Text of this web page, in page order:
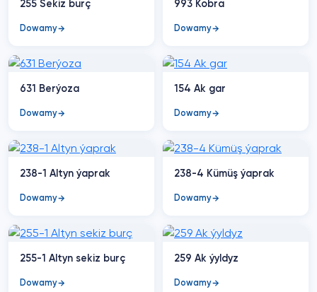
255 Sekiz burç
Dowamy
993 Kobra
Dowamy
631 Berýoza
Dowamy
154 Ak gar
Dowamy
238-1 Altyn ýaprak
Dowamy
238-4 Kümüş ýaprak
Dowamy
255-1 Altyn sekiz burç
Dowamy
259 Ak ýyldyz
Dowamy